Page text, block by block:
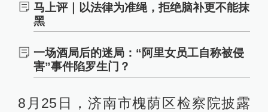
马上评｜以法律为准绳，拒绝脑补更不能抹
黑
一场酒局后的迷局：“阿里女员工自称被侵
害”事件陷罗生门？
8月25日，济南市槐荫区检察院披露